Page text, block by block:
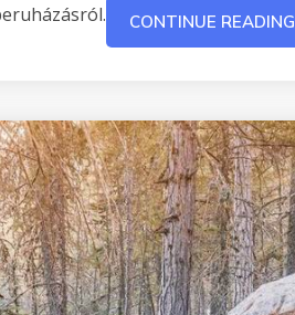
CONTINUE READING